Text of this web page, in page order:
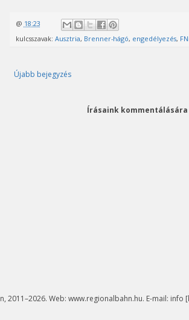
@ 18:23
kulcsszavak: Ausztria, Brenner-hágó, engedélyezés,
Újabb bejegyzés
Írásaink kommentálására
2011–2026. Web: www.regionalbahn.hu. E-mail: